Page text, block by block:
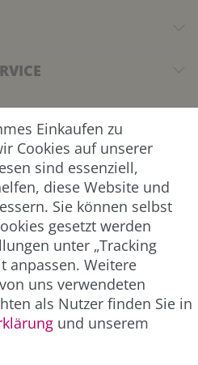
Einkaufen zu
Cookies auf unserer
sind essenziell,
diese Website und
Sie können selbst
gesetzt werden
unter „Tracking
anpassen. Weitere
uns verwendeten
als Nutzer finden Sie in
und unserem